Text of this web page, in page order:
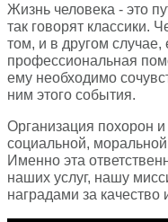
Жизнь человека - это
так говорят классики.
том, и в другом
профессиональная
ему необходимо
ним этого события.
Организация похорон
социальной,
Именно эта
наших услуг, нашу
наградами за